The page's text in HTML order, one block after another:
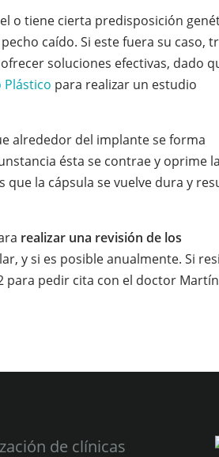
o tiene cierta predisposición
caído. Si este fuera su caso,
soluciones efectivas, dado
Plástico para realizar un estudio
alrededor del implante se forma
ésta se contrae y oprime la
que la cápsula se vuelve dura y
realizar una revisión de los
y si es posible anualmente. Si
para pedir cita con el doctor
de clínicas